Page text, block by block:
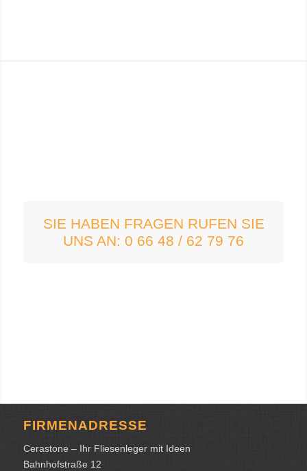
SIE HABEN FRAGEN RUFEN SIE
UNS AN: 0 66 48 / 62 79 76
FIRMENADRESSE
Cerastone – Ihr Fliesenleger mit Ideen
Bahnhofstraße 12